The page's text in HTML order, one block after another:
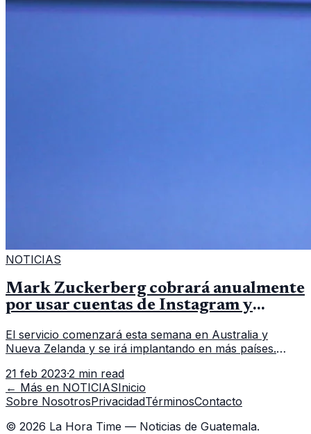
NOTICIAS
Mark Zuckerberg cobrará anualmente
por usar cuentas de Instagram y
El servicio comenzará esta semana en Australia y
Nueva Zelanda y se irá implantando en más países.
Facebook e Instagram, ha anu
21 feb 2023·2 min read
← Más en NOTICIASInicio
Sobre NosotrosPrivacidadTérminosContacto
© 2026 La Hora Time — Noticias de Guatemala.